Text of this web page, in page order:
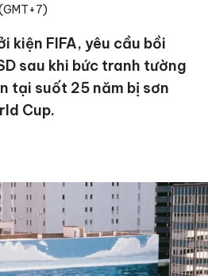
kiện FIFA, yêu cầu bồi
sau khi bức tranh tường
tại suốt 25 năm bị sơn
Cup.